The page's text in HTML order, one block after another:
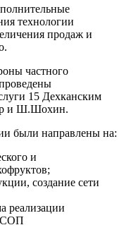
технологии
продаж и
частного
15 Дехканским
и Ш.Шохин.
были направлены на:
и
создание сети
реализации